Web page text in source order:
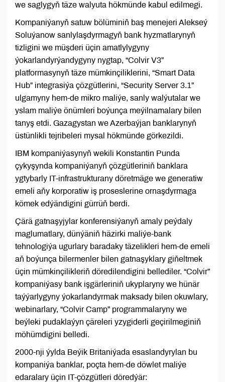
we saglygyň täze walyuta hökmünde kabul edilmegi.
Kompaniýanyň satuw bölüminiň baş menejeri Alekseý
Soluýanow sanlylaşdyrmagyň bank hyzmatlarynyň
tizligini we müşderi üçin amatlylygyny
ýokarlandyrýandygyny nygtap, “Colvir V3”
platformasynyň täze mümkinçiliklerini, “Smart Data
Hub” integrasiýa çözgütlerini, “Security Server 3.1”
ulgamyny hem-de mikro maliýe, sanly walýutalar we
yslam maliýe önümleri boýunça meýilnamalary bilen
tanyş etdi. Gazagystan we Azerbaýjan banklarynyň
üstünlikli tejribeleri mysal hökmünde görkezildi.
IBM kompaniýasynyň wekili Konstantin Punda
çykyşynda kompaniýanyň çözgütleriniň banklara
ygtybarly IT-infrastrukturany döretmäge we generatiw
emeli aňy korporatiw iş proseslerine ornaşdyrmaga
kömek edýändigini gürrüň berdi.
Çärä gatnaşyjylar konferensiýanyň amaly peýdaly
maglumatlary, dünýäniň häzirki maliýe-bank
tehnologiýa ugurlary baradaky täzelikleri hem-de emeli
aň boýunça bilermenler bilen gatnaşyklary giňeltmek
üçin mümkinçilikleriň döredilendigini bellediler. “Colvir”
kompaniýasy bank işgärleriniň ukyplaryny we hünär
taýýarlygyny ýokarlandyrmak maksady bilen okuwlary,
webinarlary, “Colvir Camp” programmalaryny we
beýleki pudaklaýyn çäreleri yzygiderli geçirilmeginiň
möhümdigini belledi.
2000-nji ýylda Beýik Britaniýada esaslandyrylan bu
kompaniýa banklar, poçta hem-de döwlet maliýe
edaralary üçin IT-çözgütleri döredýär: